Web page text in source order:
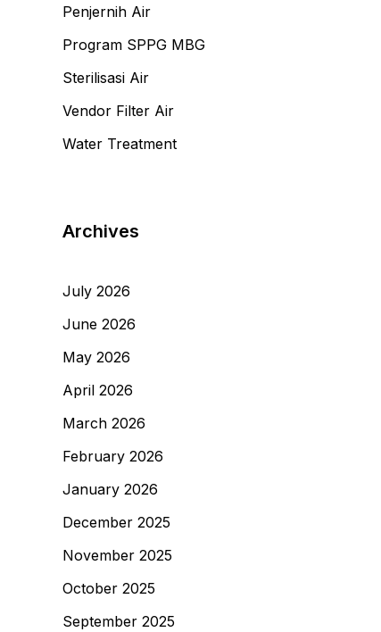
Penjernih Air
Program SPPG MBG
Sterilisasi Air
Vendor Filter Air
Water Treatment
Archives
July 2026
June 2026
May 2026
April 2026
March 2026
February 2026
January 2026
December 2025
November 2025
October 2025
September 2025